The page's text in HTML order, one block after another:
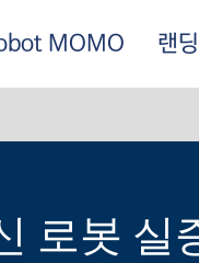
MOMO 랜
로봇 실